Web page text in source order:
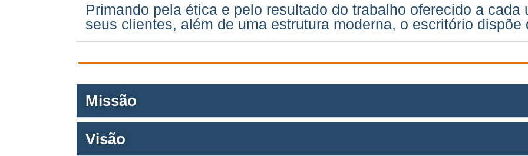
Primando pela ética e pelo resultado do trabalho oferecido a cada
seus clientes, além de uma estrutura moderna, o escritório dispõe
Missão
Visão